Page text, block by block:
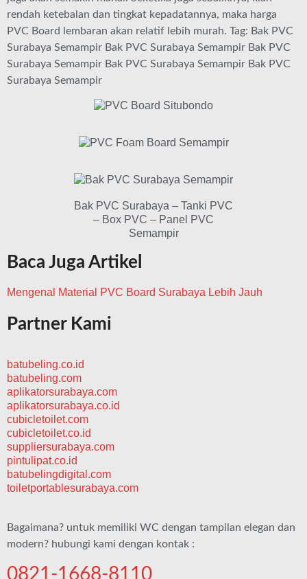
rendah ketebalan dan tingkat kepadatannya, maka harga
PVC Board lembaran akan relatif lebih murah. Tag: Bak PVC
Surabaya Semampir Bak PVC Surabaya Semampir Bak PVC
Surabaya Semampir Bak PVC Surabaya Semampir Bak PVC
Surabaya Semampir
Bak PVC Surabaya – Tanki PVC
– Box PVC – Panel PVC
Semampir
Baca Juga Artikel
Mengenal Material PVC Board Surabaya Lebih Jauh
Partner Kami
batubeling.co.id
batubeling.com
aplikatorsurabaya.com
aplikatorsurabaya.co.id
cubicletoilet.com
cubicletoilet.co.id
suppliersurabaya.com
pintulipat.co.id
batubelingdigital.com
toiletportablesurabaya.com
Bagaimana? untuk memiliki WC dengan tampilan elegan dan
modern? hubungi kami dengan kontak :
0821-1668-8110